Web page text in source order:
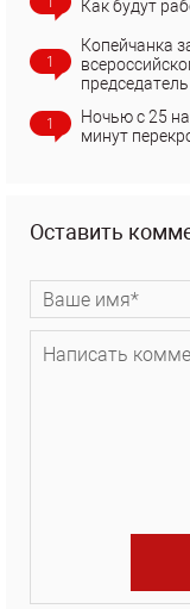
Как будут
1
Копейчанка
1
Ночью с 25
минут
Оставить